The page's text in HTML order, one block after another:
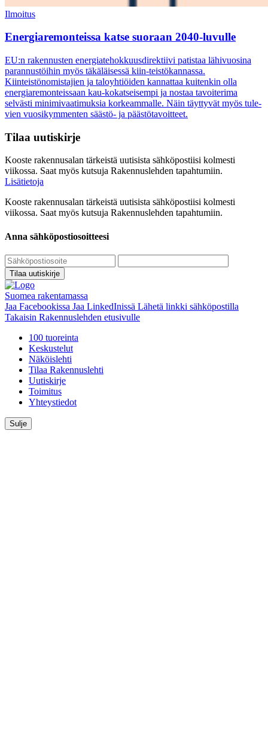
Ilmoitus
Energiaremonteissa katse suoraan 2040-luvulle
EU:n rakennusten energiatehokkuusdirektiivi patistaa lähivuosina
parannustöihin myös täkäläisessä kiin-teistökannassa.
Kiinteistönomistajien ja taloyhtiöiden kannattaa kuitenkin olla
energiaremonteissaan kau-kokatseisempi ja nostaa tavoiterima
selvästi minimivaatimuksia korkeammalle. Näin täyttyvät myös tule-
vien vuosikymmenten säästö- ja päästötavoitteet.
Tilaa uutiskirje
Kooste rakennusalan tärkeistä uutisista sähköpostiisi kolmesti
viikossa. Saat myös kutsuja Rakennuslehden tapahtumiin.
Lisätietoja
Kooste rakennusalan tärkeistä uutisista sähköpostiisi kolmesti
viikossa. Saat myös kutsuja Rakennuslehden tapahtumiin.
Anna sähköpostiosoitteesi
Tilaa uutiskirje
Suomea rakentamassa
Jaa Facebookissa Jaa LinkedInissä Lähetä linkki sähköpostilla
Takaisin Rakennuslehden etusivulle
100 tuoreinta
Keskustelut
Näköislehti
Tilaa Rakennuslehti
Uutiskirje
Toimitus
Yhteystiedot
Sulje